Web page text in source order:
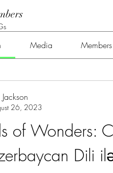
Media Members
Jackson
26, 2023
of Wonders:
Dili